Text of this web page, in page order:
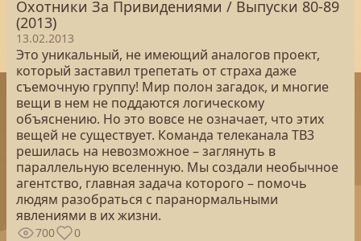
Охотники За Привидениями / Выпуски 80-89
(2013)
13.02.2013
Это уникальный, не имеющий аналогов проект,
который заставил трепетать от страха даже
съемочную группу! Мир полон загадок, и многие
вещи в нем не поддаются логическому
объяснению. Но это вовсе не означает, что этих
вещей не существует. Команда телеканала ТВ3
решилась на невозможное – заглянуть в
параллельную вселенную. Мы создали необычное
агентство, главная задача которого – помочь
людям разобраться с паранормальными
явлениями в их жизни.
700 0